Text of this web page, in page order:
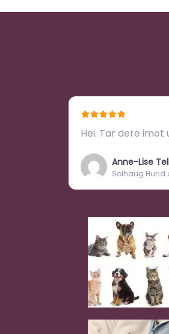
Hei. Tar dere
Anne-Lise
Solhaug Hund